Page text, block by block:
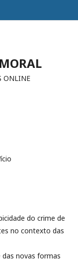
ONLINE
do crime de
no contexto das
novas formas